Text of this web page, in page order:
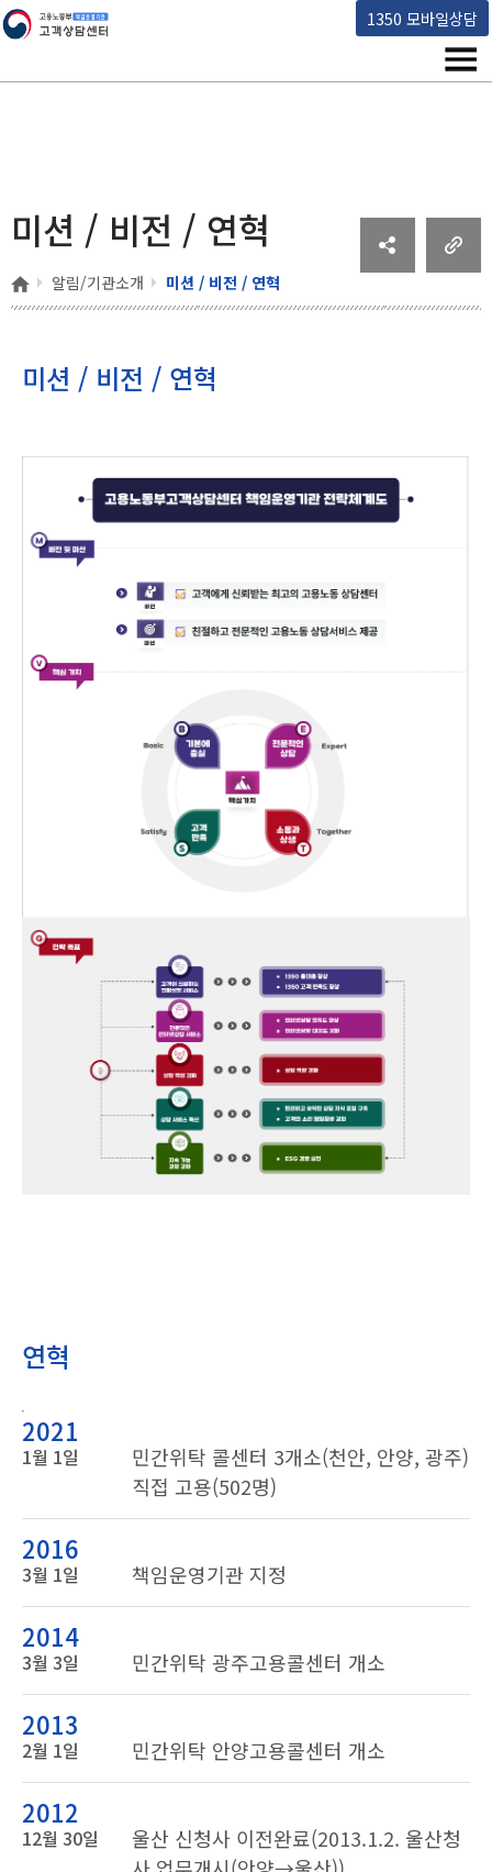
1350 모바일상담
고용노동부 책임운영기관 고객상담센터
메
미션 / 비전 / 연혁
홈 알림/기관소개 미션 / 비전 / 연혁
미션 / 비전 / 연혁
연혁
2021
1월 1일
민간위탁 콜센터 3개소(천안, 안양, 광주)
직접 고용(502명)
2016
3월 1일 책임운영기관 지정
2014
3월 3일 민간위탁 광주고용콜센터 개소
2013
2월 1일 민간위탁 안양고용콜센터 개소
2012
12월 30일
울산 신청사 이전완료(2013.1.2. 울산청